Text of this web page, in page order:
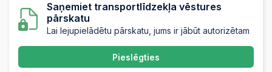
Saņemiet transportlīdzekļa vēstures
pārskatu
Lai lejupielādētu pārskatu, jums ir jābūt autorizētam
Pieslēgties